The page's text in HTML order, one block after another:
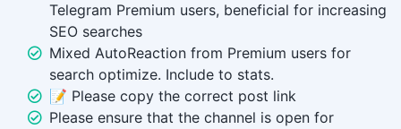
Telegram Premium users, beneficial for increasing
SEO searches
Mixed AutoReaction from Premium users for
search optimize. Include to stats.
📝 Please copy the correct post link
Please ensure that the channel is open for